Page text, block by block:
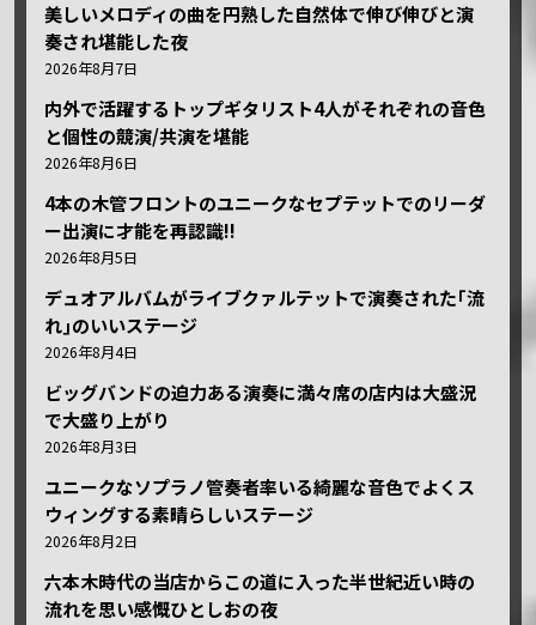
美しいメロディの曲を円熟した自然体で伸び伸びと演
奏され堪能した夜
2026年8月7日
内外で活躍するトップギタリスト4人がそれぞれの音色
と個性の競演/共演を堪能
2026年8月6日
4本の木管フロントのユニークなセプテットでのリーダ
ー出演に才能を再認識!!
2026年8月5日
デュオアルバムがライブクァルテットで演奏された｢流
れ｣のいいステージ
2026年8月4日
ビッグバンドの迫力ある演奏に満々席の店内は大盛況
で大盛り上がり
2026年8月3日
ユニークなソプラノ管奏者率いる綺麗な音色でよくス
ウィングする素晴らしいステージ
2026年8月2日
六本木時代の当店からこの道に入った半世紀近い時の
流れを思い感慨ひとしおの夜